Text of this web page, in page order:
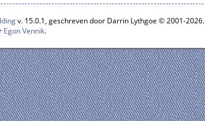
v. 15.0.1, geschreven door Darrin Lythgoe © 2001-2026.
Egon Vennik.